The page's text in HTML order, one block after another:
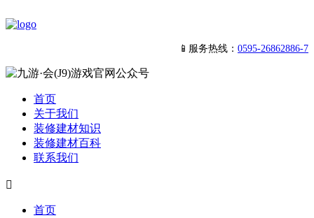
📱服务热线： 0595-26862886-7
首页
关于我们
装修建材知识
装修建材百科
联系我们

首页